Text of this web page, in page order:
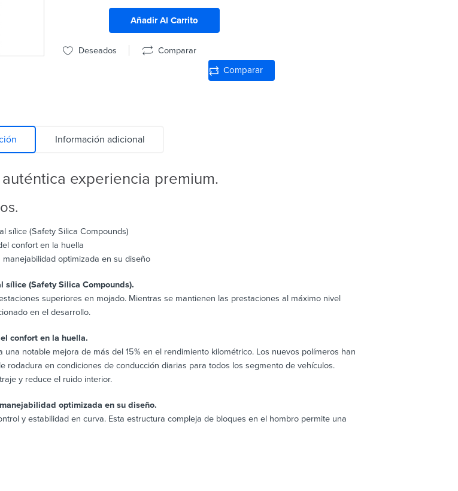
Añadir Al Carrito
Deseados Comparar
Comparar
Información adicional
experiencia premium.
sílice (Safety Silica Compounds)
confort en la huella
optimizada en su diseño
(Safety Silica Compounds).
superiores en mojado. Mientras se mantienen las prestaciones al máximo nivel
en el desarrollo.
confort en la huella.
notable mejora de más del 15% en el rendimiento kilométrico. Los nuevos polímeros han
en condiciones de conducción diarias para todos los segmento de vehículos.
y reduce el ruido interior.
optimizada en su diseño.
y estabilidad en curva. Esta estructura compleja de bloques en el hombro permite una